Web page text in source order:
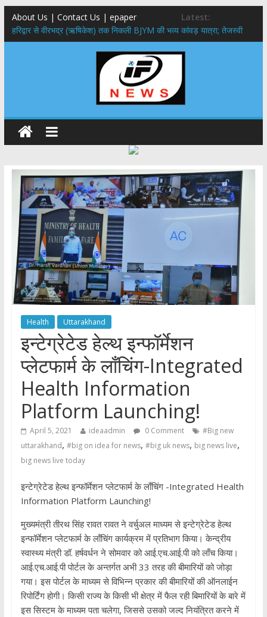
About Us | Contact Us | epaper
Latest:
​हरिद्वार से वीरभद्र (ऋषिकेश) तक निकली BJYM की भव्य कांवड़ यात्रा; तेजस्वी
सूर्या ने की देश व प्रदेशवासियों के कल्याण की कामना
नंदा की चौकी पुल हादसा: PWD के EE, AE और JE निलंबित, सीएम धामी के निर्देश
मुख्यमंत्री ने 9 लाख 87 हजार17 पेंशन लाभार्थियों को कुल 146 करोड़ 32 लाख
राष्ट्रीय हथकरघा दिवस पर मुख्यमंत्री धामी ने उत्कृष्ट बुनकरों और हस्तशिल्प
कारीगरों को किया सम्मानित
​धामी कैबिनेट का बड़ा फैसला: पशुपालकों को 60% तक सब्सिडी, गंगा एक्सप्रेसवे का
हरिद्वार तक होगा विस्तार
Health Uttarakhand
इन्टेग्रेटेड हेल्थ इन्फॉर्मेशन
प्लेटफार्म के लाँचिंग-Integrated
Health Information
Platform Launching!
April 5, 2021 ideaadmin 0 Comment
#Big new
uttarakhand, #big on idea for news, #big uk news, big news live,
big news live today
इन्टेग्रेटेड हेल्थ इन्फॉर्मेशन प्लेटफार्म के लाँचिंग -Integrated Health
Information Platform Launching!
मुख्यमंत्री तीरथ सिंह रावत रावत ने वर्चुअल माध्यम से इन्टेग्रेटेड हेल्थ
इन्फॉर्मेशन प्लेटफार्म के लाँचिंग कार्यक्रम में प्रतिभाग किया। केन्द्रीय
स्वास्थ्य मंत्री डॉ. हर्षवर्धन ने सोमवार को आई.एच.आई.पी को लाँच किया।
आई.एच.आई.पी पोर्टल के अन्तर्गत अभी 33 तरह की बीमारियों को जोड़ा
गया। इस पोर्टल के माध्यम से विभिन्न प्रकार की बीमारियों की ऑनलाईन
रिपोर्टिंग होगी। किसी राज्य के किसी भी क्षेत्र में फैल रही बिमारियों के बारे में
इस सिस्टम के माध्यम पता चलेगा, जिससे उसको जल्द नियंत्रित करने में